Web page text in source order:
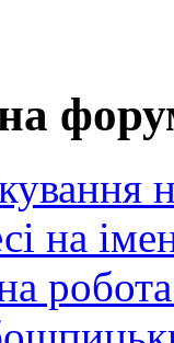
на